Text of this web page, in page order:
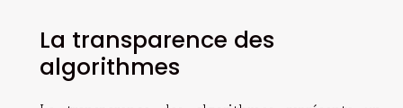
La transparence des
algorithmes